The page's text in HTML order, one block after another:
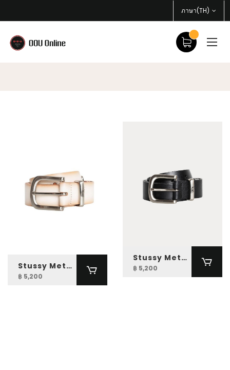
ภาษา(TH)
Stussy Metal S Tip Belt
฿ 5,200
Stussy Metal S Tip Belt
฿ 5,200